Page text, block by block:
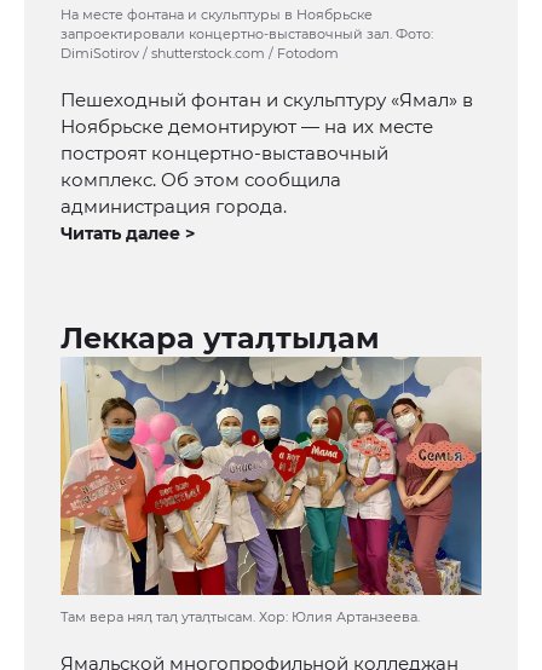
На месте фонтана и скульптуры в Ноябрьске
запроектировали концертно-выставочный зал. Фото:
DimiSotirov / shutterstock.com / Fotodom
Пешеходный фонтан и скульптуру «Ямал» в
Ноябрьске демонтируют — на их месте
построят концертно-выставочный
комплекс. Об этом сообщила
администрация города.
Читать далее >
Леккара утаӆтыӆам
Там вера няӆ таӆ утаӆтысам. Хор: Юлия Артанзеева.
Ямальской многопрофильной колледжан